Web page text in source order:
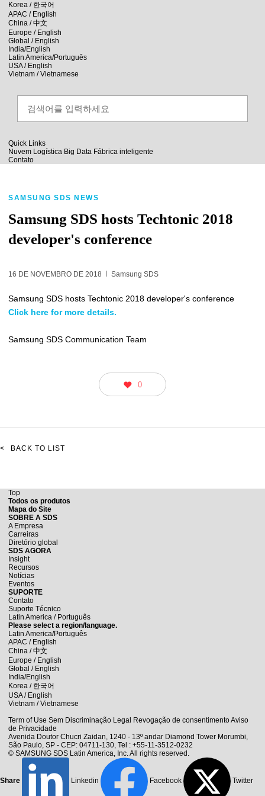
Korea / 한국어
APAC / English
China /中文
Europe / English
Global / English
India/English
Latin America/Português
USA / English
Vietnam / Vietnamese
Quick Links
Nuvem Logística Big Data Fábrica inteligente
Contato
SAMSUNG SDS NEWS
Samsung SDS hosts Techtonic 2018
developer's conference
16 DE NOVEMBRO DE 2018 Samsung SDS
Samsung SDS hosts Techtonic 2018 developer's conference
Click here for more details.
Samsung SDS Communication Team
0
< BACK TO LIST
Top
Todos os produtos
Mapa do Site
SOBRE A SDS
A Empresa
Carreiras
Diretório global
SDS AGORA
Insight
Recursos
Notícias
Eventos
SUPORTE
Contato
Suporte Técnico
Latin America / Português
Please select a region/language.
Latin America/Português
APAC / English
China /中文
Europe / English
Global / English
India/English
Korea / 한국어
USA / English
Vietnam / Vietnamese
Term of Use Sem Discriminação Legal Revogação de consentimentoAviso
de Privacidade
Avenida Doutor Chucri Zaidan, 1240 - 13º andar Diamond Tower Morumbi,
São Paulo, SP - CEP: 04711-130, Tel : +55-11-3512-0232
© SAMSUNG SDS Latin America, Inc. All rights reserved.
Share Linkedin Facebook Twitter